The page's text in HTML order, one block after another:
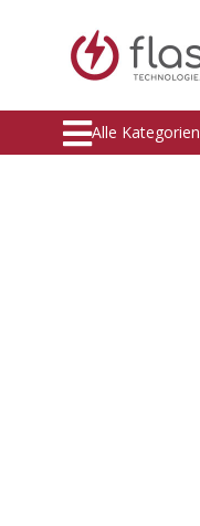
Alle Kategorien